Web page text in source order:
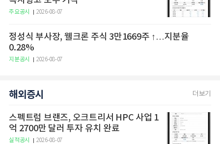
주요공시 2026-08-07
정성식 부사장, 웰크론 주식 3만1669주 ↑…지분율
0.28%
지분공시 2026-08-07
해외증시 더보기
스펙트럼 브랜즈, 오크트리서 HPC 사업 1
억 2700만 달러 투자 유치 완료
실적공시 2026-08-07